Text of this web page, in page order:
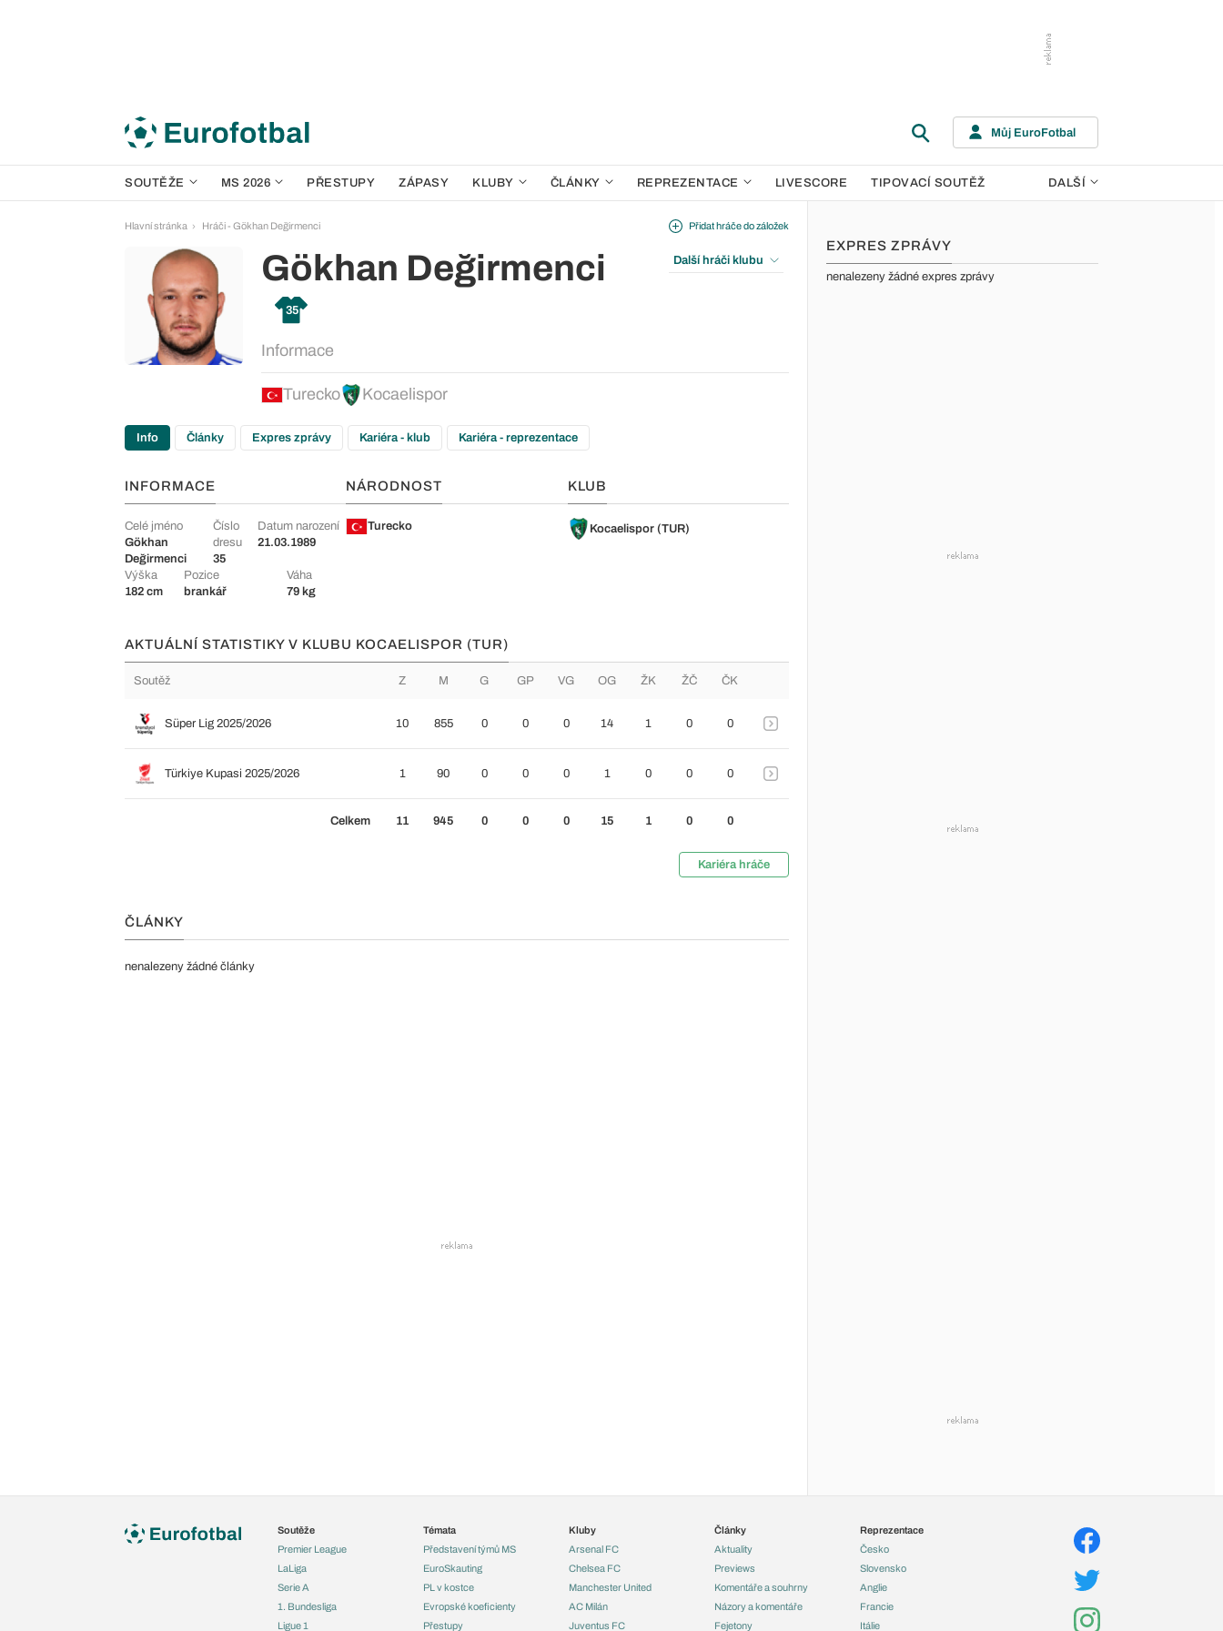
Můj EuroFotbal
SOUTĚŽE MS 2026 PŘESTUPY ZÁPASY KLUBY ČLÁNKY REPREZENTACE LIVESCORE TIPOVACÍ SOUTĚŽ DALŠÍ
Hlavní stránka Hráči - Gökhan Değirmenci
Gökhan Değirmenci
35
Informace
Turecko Kocaelispor
Přidat hráče do záložek
Další hráči klubu
Info Články Expres zprávy Kariéra - klub Kariéra - reprezentace
INFORMACE
Celé jméno
Gökhan
Değirmenci
Číslo
dresu
35
Datum narození
21.03.1989
Výška
182 cm
Pozice
brankář
Váha
79 kg
NÁRODNOST
Turecko
KLUB
Kocaelispor (TUR)
AKTUÁLNÍ STATISTIKY V KLUBU KOCAELISPOR (TUR)
Soutěž Z M G GP VG OG ŽK ŽČ ČK
Süper Lig 2025/2026 10 855 0 0 0 14 1 0 0
Türkiye Kupasi 2025/2026 1 90 0 0 0 1 0 0 0
Celkem 11 945 0 0 0 15 1 0 0
Kariéra hráče
ČLÁNKY
nenalezeny žádné články
EXPRES ZPRÁVY
nenalezeny žádné expres zprávy
Soutěže
Premier League
LaLiga
Serie A
1. Bundesliga
Ligue 1
Témata
Představení týmů MS
EuroSkauting
PL v kostce
Evropské koeficienty
Přestupy
Kluby
Arsenal FC
Chelsea FC
Manchester United
AC Milán
Juventus FC
Články
Aktuality
Previews
Komentáře a souhrny
Názory a komentáře
Fejetony
Reprezentace
Česko
Slovensko
Anglie
Francie
Itálie